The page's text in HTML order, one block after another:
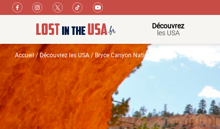
Découvrez
les USA
Accueil/Découvrez les USA / Bryce Canyon National Park, le guide